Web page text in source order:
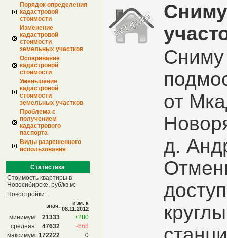
Порядок определения
кадастровой
стоимости
Изменение
кадастровой
стоимости
земельных участков
Оспаривание
кадастровой
стоимости
Уменьшение
кадастровой
стоимости
земельных участков
Проблема с
получением
кадастрового
паспорта
Виды разрешенного
использования
Статистика
Стоимость квартиры в
Новосибирске, руб/кв.м:
Новостройки:
знач.
изм. к
08.11.2012
минимум: 21333
+280
средняя:
47632
-668
максимум: 172222
0
Сниму
от
д.